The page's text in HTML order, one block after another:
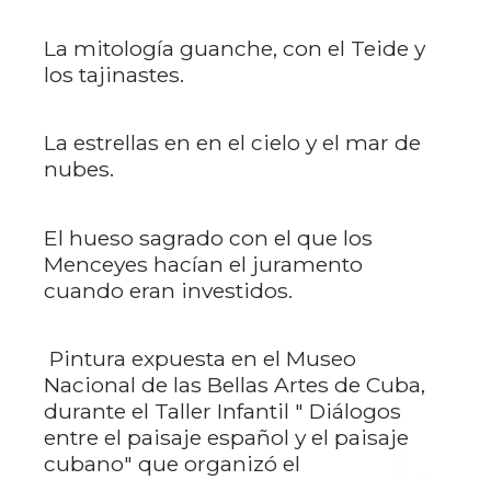
La mitología guanche, con el Teide y
los tajinastes.
La estrellas en en el cielo y el mar de
nubes.
El hueso sagrado con el que los
Menceyes hacían el juramento
cuando eran investidos.
Pintura expuesta en el Museo
Nacional de las Bellas Artes de Cuba,
durante el Taller Infantil " Diálogos
entre el paisaje español y el paisaje
cubano" que organizó el